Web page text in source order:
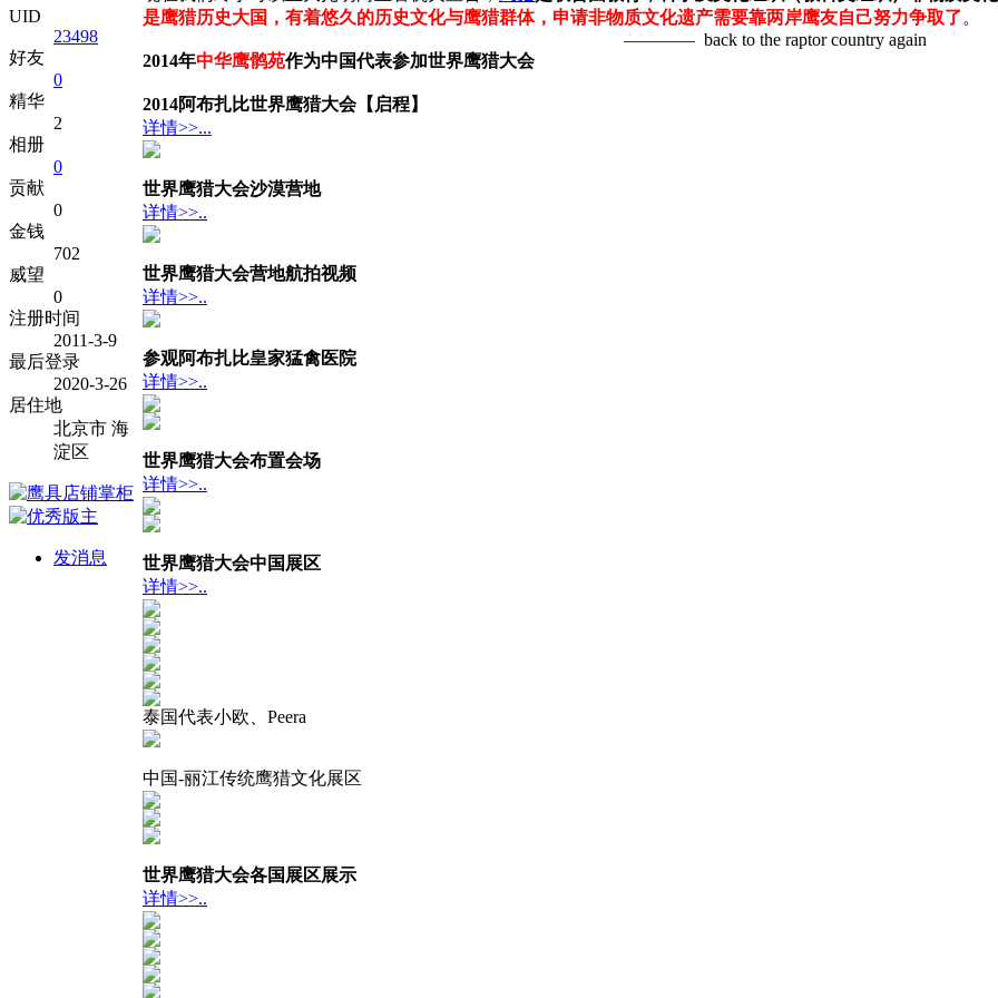
UID
23498
好友
0
精华
2
相册
0
贡献
0
金钱
702
威望
0
注册时间
2011-3-9
最后登录
2020-3-26
居住地
北京市 海
淀区
发消息
是鹰猎历史大国，有着悠久的历史文化与鹰猎群体，申请非物质文化遗产需要靠两岸鹰友自己努力争取了
———— back to the raptor country again
2014年中华鹰鹘苑作为中国代表参加世界鹰猎大会
2014阿布扎比世界鹰猎大会【启程】
详情>>...
世界鹰猎大会沙漠营地
详情>>..
世界鹰猎大会营地航拍视频
详情>>..
参观阿布扎比皇家猛禽医院
详情>>..
世界鹰猎大会布置会场
详情>>..
世界鹰猎大会中国展区
详情>>..
泰国代表小欧、Peera
中国-丽江传统鹰猎文化展区
世界鹰猎大会各国展区展示
详情>>..